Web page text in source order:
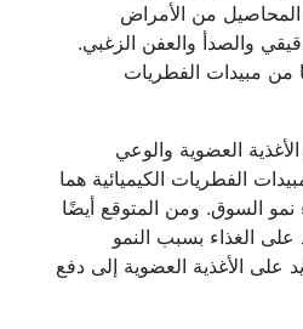
المحاصيل من الأمراض
والصدأ والعفن الزغبي.
من مبيدات الفطريات
العضوية والوعي
الفطريات الكيميائية هما
نمو السوق. ومن المتوقع أيضًا
على الغذاء بسبب النمو
على الأغذية العضوية إلى دفع